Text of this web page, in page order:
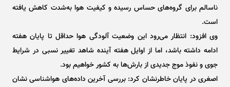
ناسالم برای گروه‌های حساس رسیده و کیفیت هوا به‌شدت کاهش یافته
است.
وی افزود: انتظار می‌رود این وضعیت آلودگی هوا حداقل تا پایان هفته
ادامه داشته باشد، اما از اوایل هفته آینده شاهد تغییر نسبی در شرایط
جوی و نفوذ موج جدیدی از بارش‌ها به کشور خواهیم بود.
اصغری در پایان خاطرنشان کرد: بررسی آخرین داده‌های هواشناسی نشان